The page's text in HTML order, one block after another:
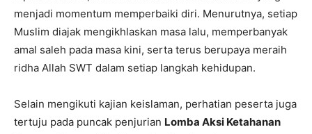
menjadi momentum memperbaiki diri. Menurutnya, setiap
Muslim diajak mengikhlaskan masa lalu, memperbanyak
amal saleh pada masa kini, serta terus berupaya meraih
ridha Allah SWT dalam setiap langkah kehidupan.
Selain mengikuti kajian keislaman, perhatian peserta juga
tertuju pada puncak penjurian Lomba Aksi Ketahanan